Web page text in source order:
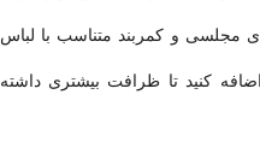
مجلسی و کمربند متناسب با لباس
کنید تا ظرافت بیشتری داشته